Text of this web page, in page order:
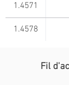
1.4571
1.4578
Fil